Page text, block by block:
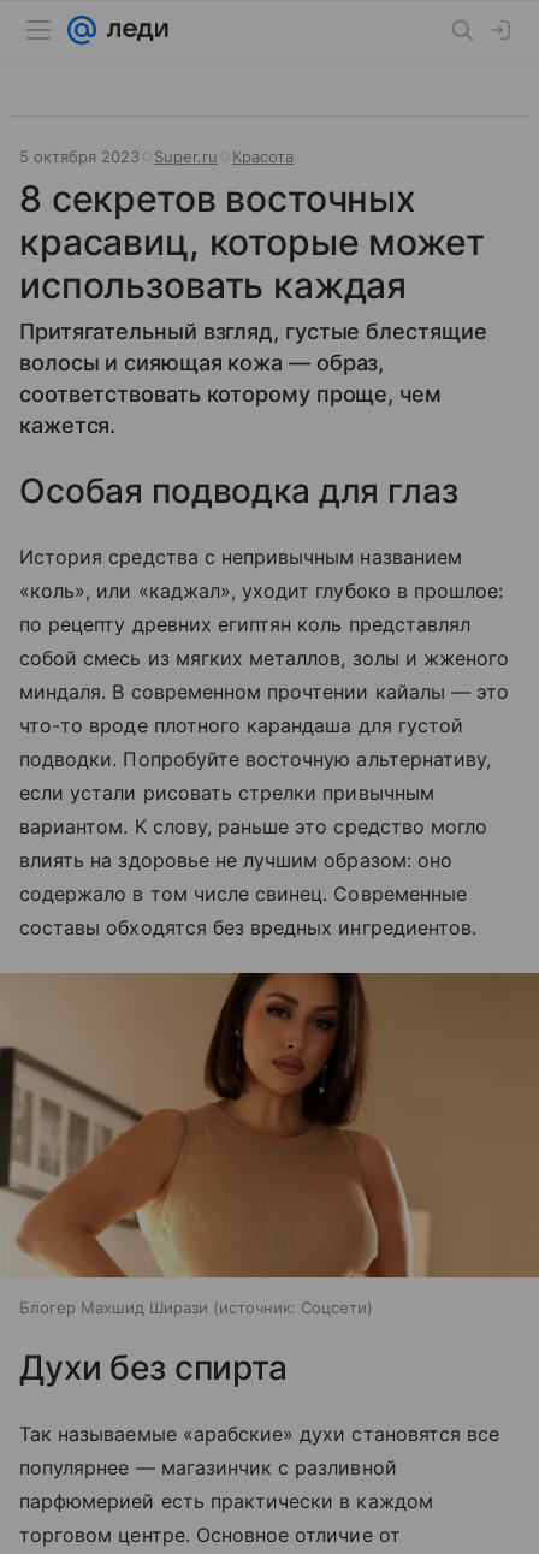
5 октября 2023 Super.ru Красота
8 секретов восточных
красавиц, которые может
использовать каждая
Притягательный взгляд, густые блестящие
волосы и сияющая кожа — образ,
соответствовать которому проще, чем
кажется.
Особая подводка для глаз
История средства с непривычным названием
«коль», или «каджал», уходит глубоко в прошлое:
по рецепту древних египтян коль представлял
собой смесь из мягких металлов, золы и жженого
миндаля. В современном прочтении кайалы — это
что-то вроде плотного карандаша для густой
подводки. Попробуйте восточную альтернативу,
если устали рисовать стрелки привычным
вариантом. К слову, раньше это средство могло
влиять на здоровье не лучшим образом: оно
содержало в том числе свинец. Современные
составы обходятся без вредных ингредиентов.
Блогер Махшид Ширази источник: Соцсети
Духи без спирта
Так называемые «арабские» духи становятся все
популярнее — магазинчик с разливной
парфюмерией есть практически в каждом
торговом центре. Основное отличие от